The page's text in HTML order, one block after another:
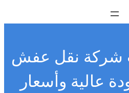
شركة نقل عفش
عالية وأسعار